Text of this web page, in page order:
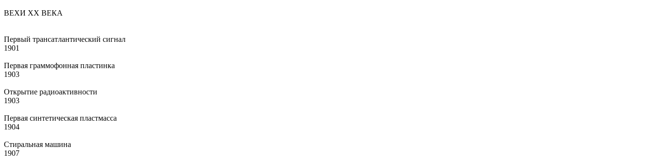
ВЕХИ ХХ ВЕКА
Первый трансатлантический сигнал
1901
Первая граммофонная пластинка
1903
Открытие радиоактивности
1903
Первая синтетическая пластмасса
1904
Стиральная машина
1907